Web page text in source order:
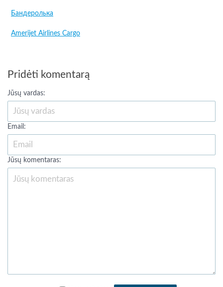
Бандеролька
Amerijet Airlines Cargo
Pridėti komentarą
Jūsų vardas:
Email:
Jūsų komentaras: